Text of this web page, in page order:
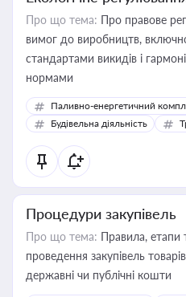
Про що тема: Про правове
вимог до виробництв,
стандартами викидів і
нормами
Паливно-енергетичний
Будівельна діяльність
Процедури закупівель
Про що тема: Правила, етапи
проведення закупівель
державні чи публічні кошти